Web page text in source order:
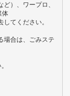
）、ワープロ、
体
てください。
場合は、ごみステ